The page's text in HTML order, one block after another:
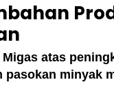
atas
minyak